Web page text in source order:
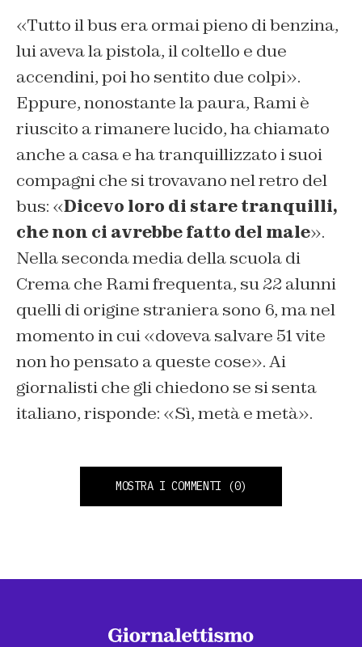
«Tutto il bus era ormai pieno di benzina,
lui aveva la pistola, il coltello e due
accendini, poi ho sentito due colpi».
Eppure, nonostante la paura, Rami è
riuscito a rimanere lucido, ha chiamato
anche a casa e ha tranquillizzato i suoi
compagni che si trovavano nel retro del
bus: «Dicevo loro di stare tranquilli,
che non ci avrebbe fatto del male».
Nella seconda media della scuola di
Crema che Rami frequenta, su 22 alunni
quelli di origine straniera sono 6, ma nel
momento in cui «doveva salvare 51 vite
non ho pensato a queste cose». Ai
giornalisti che gli chiedono se si senta
italiano, risponde: «Sì, metà e metà».
MOSTRA I COMMENTI (0)